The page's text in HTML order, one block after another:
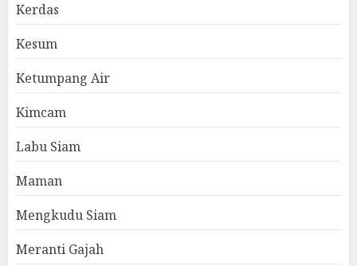
Kerdas
Kesum
Ketumpang Air
Kimcam
Labu Siam
Maman
Mengkudu Siam
Meranti Gajah